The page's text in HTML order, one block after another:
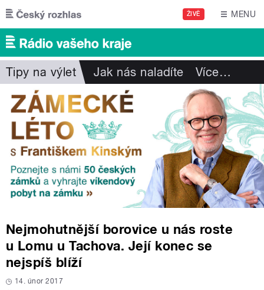
Přejít k hlavnímu obsahu
ŽIVĚ MENU
Tipy na výlet Jak nás naladíte Více…
Nejmohutnější borovice u nás roste
u Lomu u Tachova. Její konec se
nejspíš blíží
14. únor 2017